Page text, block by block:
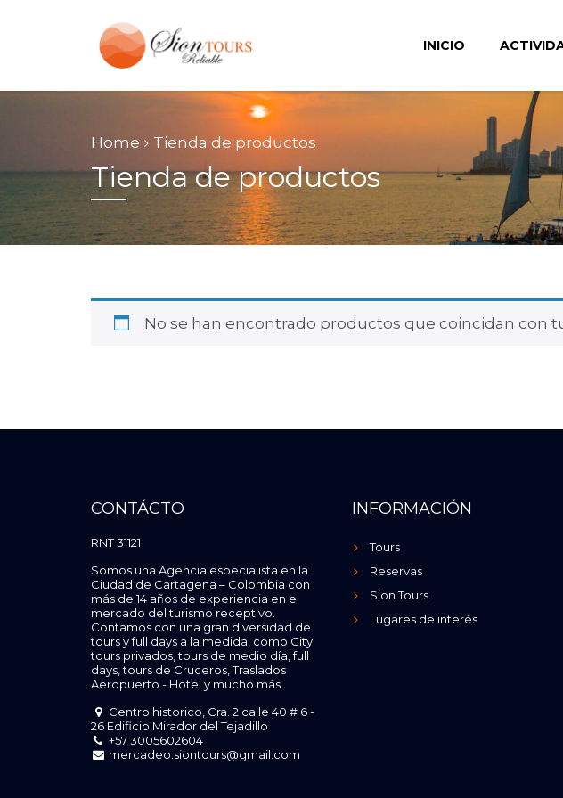
INICIO
Home Tienda de productos
Tienda de productos
No se han encontrado productos que coincidan con
CONTÁCTO
RNT 31121
Somos una Agencia especialista en la
Ciudad de Cartagena – Colombia con
más de 14 años de experiencia en el
mercado del turismo receptivo.
Contamos con una gran diversidad de
tours y full days a la medida, como City
tours privados, tours de medio día, full
days, tours de Cruceros, Traslados
Aeropuerto - Hotel y mucho más.
Centro historico, Cra. 2 calle 40 # 6 -
26 Edificio Mirador del Tejadillo
+57 3005602604
mercadeo.siontours@gmail.com
INFORMACIÓN
Tours
Reservas
Sion Tours
Lugares de interés